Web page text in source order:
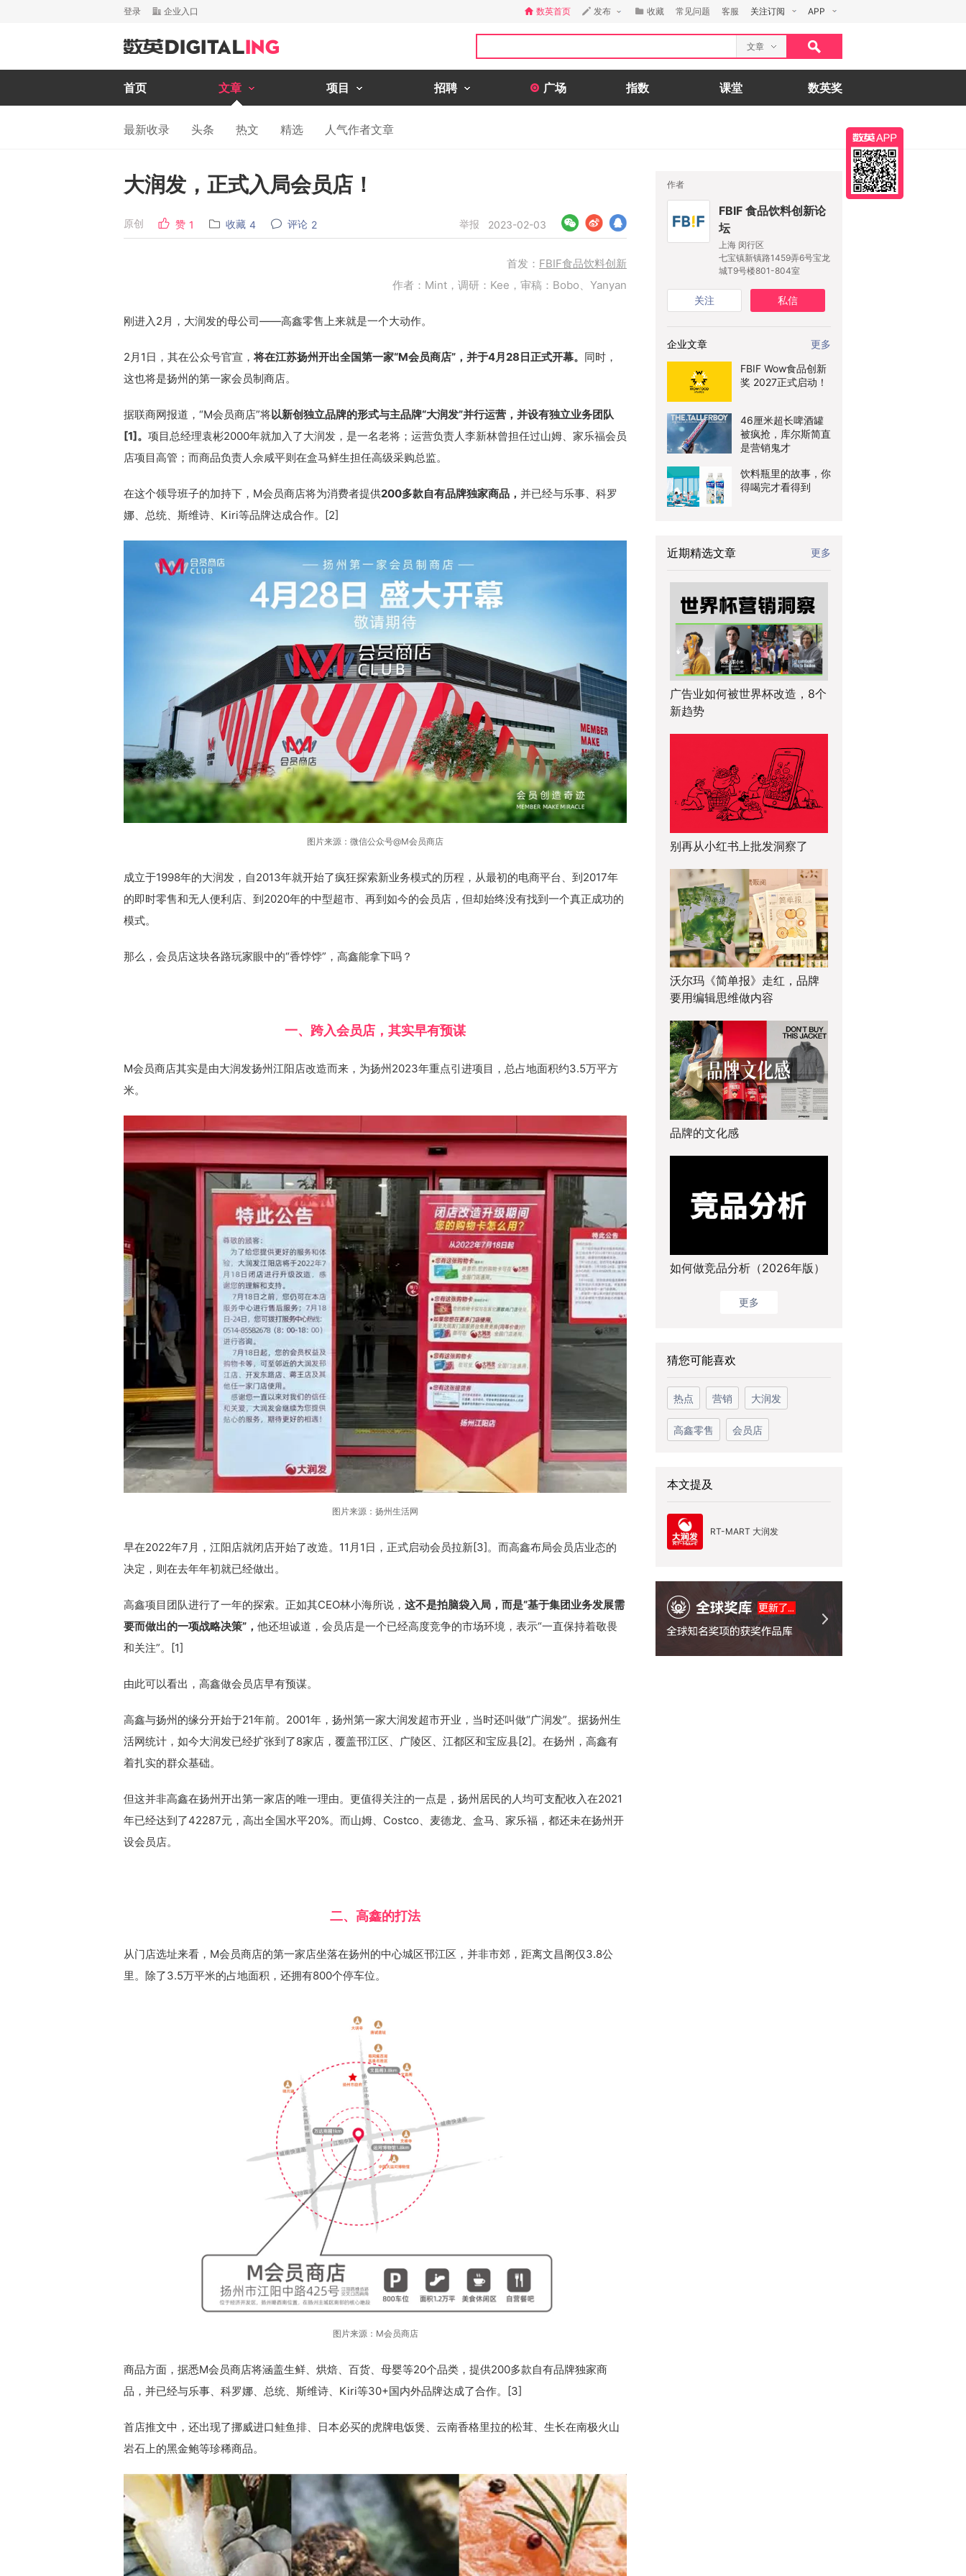
登录 企业入口 数英首页 发布 收藏 常见问题 客服 关注订阅 APP
文章
首页 文章 项目 招聘 广场 指数 课堂 数英奖
最新收录 头条 热文 精选 人气作者文章
大润发，正式入局会员店！
原创 赞 1 收藏 4 评论 2 举报 2023-02-03
首发： FBIF食品饮料创新
作者：Mint，调研：Kee，审稿：Bobo、Yanyan
刚进入2月，大润发的母公司——高鑫零售上来就是一个大动作。
2月1日，其在公众号官宣，将在江苏扬州开出全国第一家“M会员商店”， 并于4月28日正式开幕。 同时，
这也将是扬州的第一家会员制商店。
据联商网报道，“M会员商店”将以新创独立品牌的形式与主品牌“大润发”并行运营，并设有独立业务团队
[1]。 项目总经理袁彬2000年就加入了大润发，是一名老将；运营负责人李新林曾担任过山姆、家乐福会员
店项目高管；而商品负责人佘咸平则在盒马鲜生担任高级采购总监。
在这个领导班子的加持下，M会员商店将为消费者提供200多款自有品牌独家商品， 并已经与乐事、科罗
娜、总统、斯维诗、Kiri等品牌达成合作。[2]
图片来源：微信公众号@M会员商店
成立于1998年的大润发，自2013年就开始了疯狂探索新业务模式的历程，从最初的电商平台、到2017年
的即时零售和无人便利店、到2020年的中型超市、再到如今的会员店，但却始终没有找到一个真正成功的
模式。
那么，会员店这块各路玩家眼中的“香饽饽”，高鑫能拿下吗？
一、跨入会员店，其实早有预谋
M会员商店其实是由大润发扬州江阳店改造而来，为扬州2023年重点引进项目，总占地面积约3.5万平方
米。
图片来源：扬州生活网
早在2022年7月，江阳店就闭店开始了改造。11月1日，正式启动会员拉新[3]。而高鑫布局会员店业态的
决定，则在去年年初就已经做出。
高鑫项目团队进行了一年的探索。正如其CEO林小海所说， 这不是拍脑袋入局，而是“基于集团业务发展需
要而做出的一项战略决策”， 他还坦诚道，会员店是一个已经高度竞争的市场环境，表示“一直保持着敬畏
和关注”。[1]
由此可以看出，高鑫做会员店早有预谋。
高鑫与扬州的缘分开始于21年前。2001年，扬州第一家大润发超市开业，当时还叫做“广润发”。据扬州生
活网统计，如今大润发已经扩张到了8家店，覆盖邗江区、广陵区、江都区和宝应县[2]。在扬州，高鑫有
着扎实的群众基础。
但这并非高鑫在扬州开出第一家店的唯一理由。更值得关注的一点是，扬州居民的人均可支配收入在2021
年已经达到了42287元，高出全国水平20%。而山姆、Costco、麦德龙、盒马、家乐福，都还未在扬州开
设会员店。
二、高鑫的打法
从门店选址来看，M会员商店的第一家店坐落在扬州的中心城区邗江区，并非市郊，距离文昌阁仅3.8公
里。除了3.5万平米的占地面积，还拥有800个停车位。
图片来源：M会员商店
商品方面，据悉M会员商店将涵盖生鲜、烘焙、百货、母婴等20个品类，提供200多款自有品牌独家商
品，并已经与乐事、科罗娜、总统、斯维诗、Kiri等30+国内外品牌达成了合作。[3]
首店推文中，还出现了挪威进口鲑鱼排、日本必买的虎牌电饭煲、云南香格里拉的松茸、生长在南极火山
岩石上的黑金鲍等珍稀商品。
作者
FBIF 食品饮料创新论
坛
上海 闵行区
七宝镇新镇路1459弄6号宝龙
城T9号楼801-804室
关注 私信
企业文章 更多
FBIF Wow食品创新
奖 2027正式启动！
46厘米超长啤酒罐
被疯抢，库尔斯简直
是营销鬼才
饮料瓶里的故事，你
得喝完才看得到
近期精选文章 更多
广告业如何被世界杯改造，8个
新趋势
别再从小红书上批发洞察了
沃尔玛《简单报》走红，品牌
要用编辑思维做内容
品牌的文化感
如何做竞品分析（2026年版）
更多
猜您可能喜欢
热点 营销 大润发
高鑫零售 会员店
本文提及
RT-MART 大润发